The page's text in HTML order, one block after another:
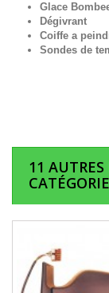
Glace
Dégivrant
Coiffe a
Sondes de
11